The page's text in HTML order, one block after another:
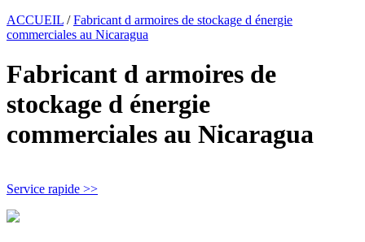
ACCUEIL /Fabricant d armoires de stockage d énergie
commerciales au Nicaragua
Fabricant d armoires de
stockage d énergie
commerciales au Nicaragua
Service rapide >>